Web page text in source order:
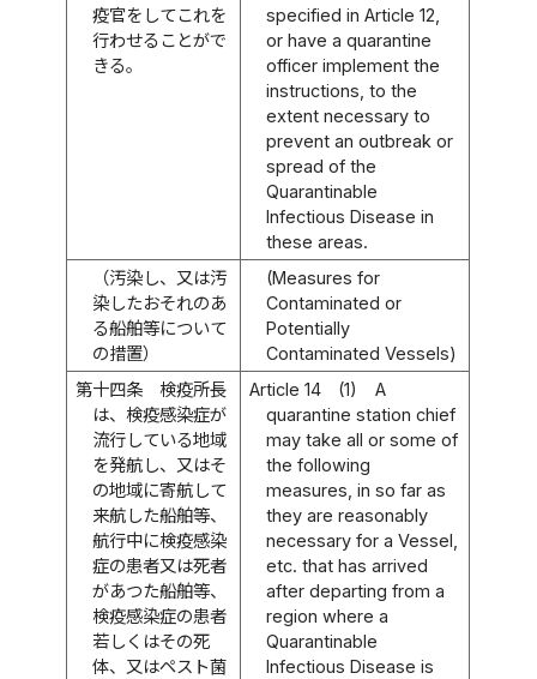
疫官をしてこれを
行わせることがで
きる。
specified in Article 12,
or have a quarantine
officer implement the
instructions, to the
extent necessary to
prevent an outbreak or
spread of the
Quarantinable
Infectious Disease in
these areas.
（汚染し、又は汚
染したおそれのあ
る船舶等について
の措置）
(Measures for
Contaminated or
Potentially
Contaminated Vessels)
第十四条
検疫所長
は、検疫感染症が
流行している地域
を発航し、又はそ
の地域に寄航して
来航した船舶等、
航行中に検疫感染
症の患者又は死者
があつた船舶等、
検疫感染症の患者
若しくはその死
体、又はペスト菌
Article 14 (1)
A
quarantine station chief
may take all or some of
the following
measures, in so far as
they are reasonably
necessary for a Vessel,
etc. that has arrived
after departing from a
region where a
Quarantinable
Infectious Disease is